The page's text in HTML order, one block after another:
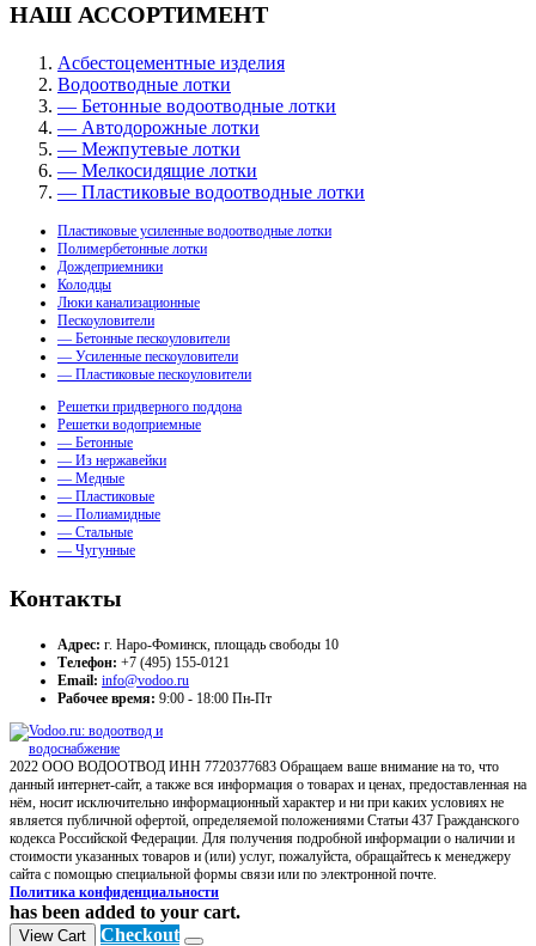
НАШ АССОРТИМЕНТ
Асбестоцементные изделия
Водоотводные лотки
— Бетонные водоотводные лотки
— Автодорожные лотки
— Межпутевые лотки
— Мелкосидящие лотки
— Пластиковые водоотводные лотки
Пластиковые усиленные водоотводные лотки
Полимербетонные лотки
Дождеприемники
Колодцы
Люки канализационные
Пескоуловители
— Бетонные пескоуловители
— Усиленные пескоуловители
— Пластиковые пескоуловители
Решетки придверного поддона
Решетки водоприемные
— Бетонные
— Из нержавейки
— Медные
— Пластиковые
— Полиамидные
— Стальные
— Чугунные
Контакты
Адрес: г. Наро-Фоминск, площадь свободы 10
Телефон: +7 (495) 155-0121
Email: info@vodoo.ru
Рабочее время: 9:00 - 18:00 Пн-Пт
2022 ООО ВОДООТВОД ИНН 7720377683 Обращаем ваше внимание на то, что
данный интернет-сайт, а также вся информация о товарах и ценах, предоставленная на
нём, носит исключительно информационный характер и ни при каких условиях не
является публичной офертой, определяемой положениями Статьи 437 Гражданского
кодекса Российской Федерации. Для получения подробной информации о наличии и
стоимости указанных товаров и (или) услуг, пожалуйста, обращайтесь к менеджеру
сайта с помощью специальной формы связи или по электронной почте.
Политика конфиденциальности
has been added to your cart.
View Cart Checkout